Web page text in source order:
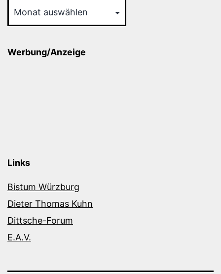
Werbung/Anzeige
Links
Bistum Würzburg
Dieter Thomas Kuhn
Dittsche-Forum
E.A.V.